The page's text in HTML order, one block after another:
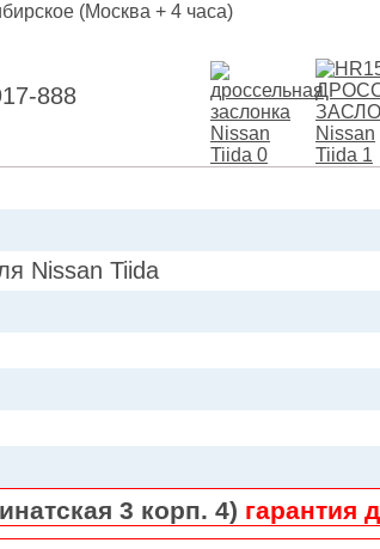
(Москва + 4 часа)
888
Nissan Tiida
3 корп. 4) гарантия